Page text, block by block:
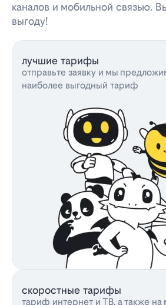
каналов и мобильной связью.
выгоду!
лучшие тарифы
отправьте заявку и мы
наиболее выгодный тариф
скоростные тарифы
тариф интернет и ТВ, а также